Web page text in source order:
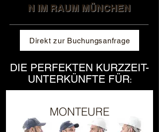
N IM RAUM MÜNCHEN
Direkt zur Buchungsanfrage
DIE PERFEKTEN KURZZEIT-
UNTERKÜNFTE FÜR:
MONTEURE